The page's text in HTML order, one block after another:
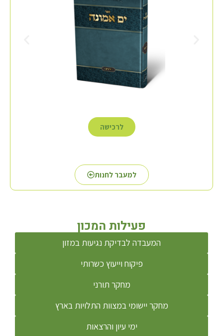
לרכישה
למעבר לחנות
פעילות המכון
המעבדה לבדיקת נגיעות במזון
פיקוח וייעוץ כשרותי
מחקר תורני
מחקר יישומי במצוות התלויות בארץ
ימי עיון והרצאות